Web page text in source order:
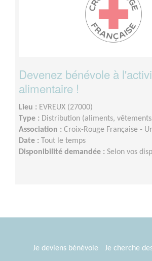
Devenez bénévole à
alimentaire !
Lieu : EVREUX (27000)
Type : Distribution (aliments,
Association : Croix-Rouge Française -
Date : Tout le temps
Disponibilité demandée : Selon vos
Je deviens bénévole
Je cherche